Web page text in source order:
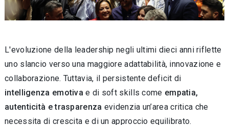
L'evoluzione della leadership negli ultimi dieci anni riflette
uno slancio verso una mag­giore adattabilità, innovazione e
collaborazione. Tuttavia, il persistente deficit di
intelligenza emotiva e di soft skills come empatia,
autenticità e traspa­renza evidenzia un’area critica che
necessita di crescita e di un approccio equilibrato.